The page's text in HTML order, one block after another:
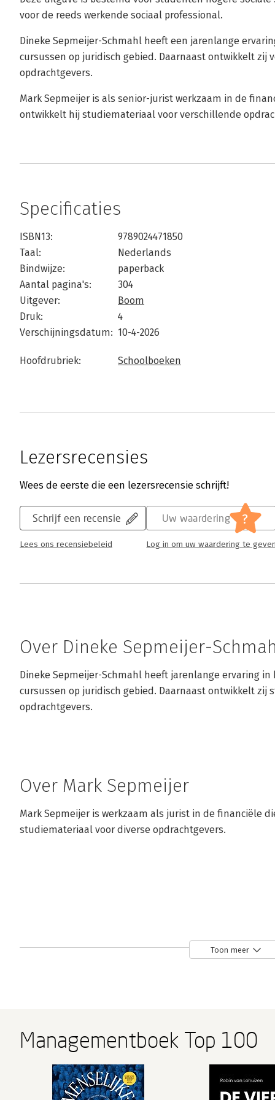
voor de reeds werkende sociaal professional.
Dineke Sepmeijer-Schmahl heeft een jarenlange
cursussen op juridisch gebied. Daarnaast ontwikkelt
opdrachtgevers.
Mark Sepmeijer is als senior-jurist werkzaam in de
ontwikkelt hij studiemateriaal voor verschillende
Specificaties
ISBN13:
9789024471850
Taal:
Nederlands
Bindwijze:
paperback
Aantal pagina's:
304
Uitgever:
Boom
Druk:
4
Verschijningsdatum: 10-4-2026
Hoofdrubriek: Schoolboeken
Lezersrecensies
Wees de eerste die een lezersrecensie schrijft!
Schrijf een recensie
Lees ons recensiebeleid
Uw waardering ?
Log in om uw waardering te
Over Dineke Sepmeijer-
Dineke Sepmeijer-Schmahl heeft jarenlange ervaring
cursussen op juridisch gebied. Daarnaast ontwikkelt
opdrachtgevers.
Over Mark Sepmeijer
Mark Sepmeijer is werkzaam als jurist in de financiële
studiemateriaal voor diverse opdrachtgevers.
Toon meer
Managementboek Top 100